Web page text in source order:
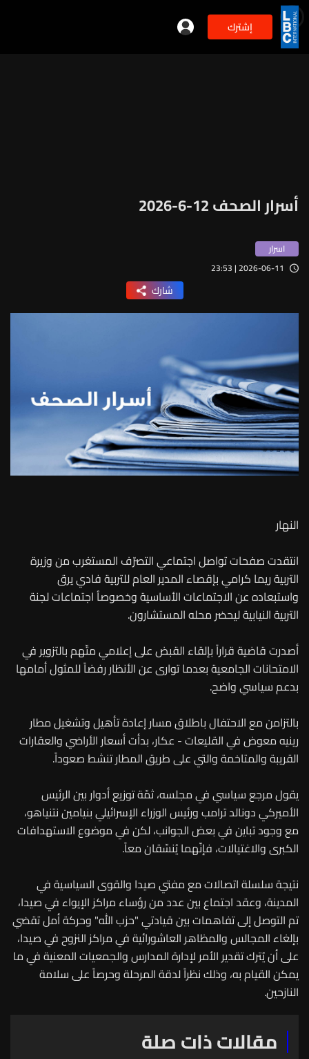
إشترك
أسرار الصحف 12-6-2026
اسرار
2026-06-11 | 23:53
شارك
النهار
انتقدت صفحات تواصل اجتماعي التصرّف المستغرب من وزيرة
التربية ريما كرامي بإقصاء المدير العام للتربية فادي يرق
واستبعاده عن الاجتماعات الأساسية وخصوصاُ اجتماعات لجنة
التربية النيابية ليحضر محله المستشارون.
أصدرت قاضية قراراً بإلقاء القبض على إعلامي متّهم بالتزوير في
الامتحانات الجامعية بعدما توارى عن الأنظار رفضاً للمثول أمامها
بدعم سياسي واضح.
بالتزامن مع الاحتفال باطلاق مسار إعادة تأهيل وتشغيل مطار
رينيه معوض في القليعات - عكار، بدأت أسعار الأراضي والعقارات
القريبة والمتاخمة والتي على طريق المطار تنشط صعوداً.
يقول مرجع سياسي في مجلسه، ثمّة توزيع أدوار بين الرئيس
الأميركي دونالد ترامب ورئيس الوزراء الإسرائيلي بنيامين نتنياهو،
مع وجود تباين في بعض الجوانب، لكن في موضوع الاستهدافات
الكبرى والاغتيالات، فإنّهما يُنسّقان معاً.
نتيجة سلسلة اتصالات مع مفتي صيدا والقوى السياسية في
المدينة، وعقد اجتماع بين عدد من رؤساء مراكز الإيواء في صيدا،
تم التوصل إلى تفاهمات بين قيادتي "حزب الله" وحركة أمل تقضي
بإلغاء المجالس والمظاهر العاشورائية في مراكز النزوح في صيدا،
على أن يُترك تقدير الأمر لإدارة المدارس والجمعيات المعنية في ما
يمكن القيام به، وذلك نظراً لدقة المرحلة وحرصاً على سلامة
النازحين.
مقالات ذات صلة